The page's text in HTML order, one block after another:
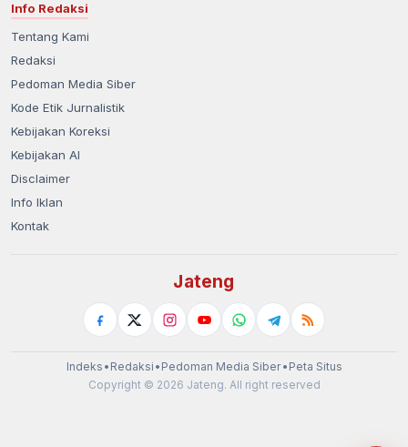
Info Redaksi
Tentang Kami
Redaksi
Pedoman Media Siber
Kode Etik Jurnalistik
Kebijakan Koreksi
Kebijakan AI
Disclaimer
Info Iklan
Kontak
Jateng
Indeks • Redaksi • Pedoman Media Siber• Peta Situs
Copyright © 2026 Jateng. All right reserved